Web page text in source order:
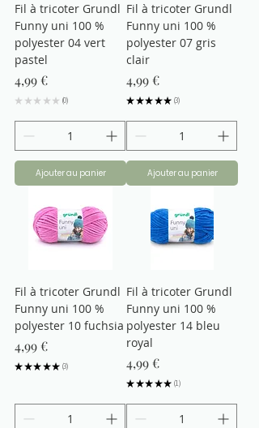
Fil à tricoter Grundl
Funny uni 100 %
polyester 04 vert
pastel
Prix
4,99 €
★ ★ ★ ★ ★ 0
0
Ajouter au panier
Fil à tricoter Grundl
Funny uni 100 %
polyester 07 gris
clair
Prix
4,99 €
★ ★★ ★★ 3
3
Ajouter au panier
Fil à tricoter Grundl
Funny uni 100 %
polyester 10 fuchsia
Prix
4,99 €
★ ★★ ★★ 3
3
Fil à tricoter Grundl
Funny uni 100 %
polyester 14 bleu
royal
Prix
4,99 €
★ ★★ ★★ 1
1